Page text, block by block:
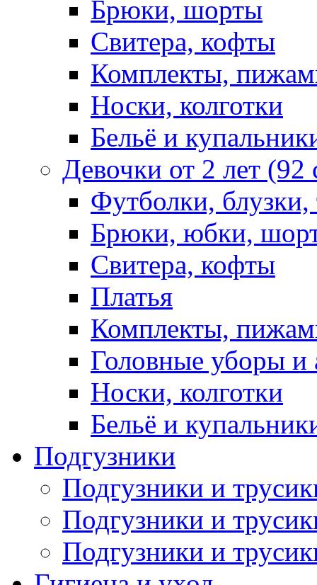
Брюки, шорты
Свитера, кофты
Комплекты,
Носки, колготки
Бельё и
Девочки от 2 лет
Футболки,
Брюки, юбки,
Свитера, кофты
Платья
Комплекты,
Головные уборы и
Носки, колготки
Бельё и
Подгузники
Подгузники и
Подгузники и
Подгузники и